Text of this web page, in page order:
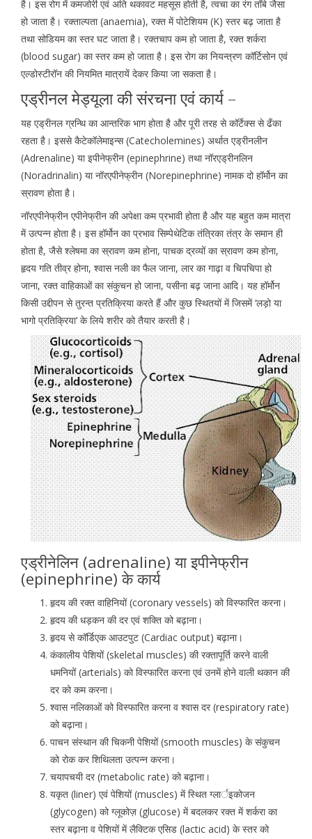
है। इस रोग में कमजोरी एवं अति थकावट महसूस होती है, त्वचा का रंग ताँबे जैसा
हो जाता है। रक्ताल्पता (anaemia), रक्त में पोटेशियम (K) स्तर बढ़ जाता है
तथा सोडियम का स्तर घट जाता है। रक्तचाप कम हो जाता है, रक्त शर्करा
(blood sugar) का स्तर कम हो जाता है। इस रोग का नियन्त्रण कॉर्टिसोन एवं
एल्डोस्टीरॉन की नियमित मात्रायें देकर किया जा सकता है।
एड्रीनल मेड्यूला की संरचना एवं कार्य –
यह एड्रीनल ग्रन्थि का आन्तरिक भाग होता है और पूरी तरह से कॉर्टेक्स से ढँका
रहता है। इससे कैटेकॉलेमाइन्स (Catecholemines) अर्थात एड्रीनलीन
(Adrenaline) या इपीनेफ्रीन (epinephrine) तथा नॉरएड्रीनलिन
(Noradrinalin) या नॉरएपीनेफ्रीन (Norepinephrine) नामक दो हॉर्मोन का
स्रावण होता है।
नॉरएपीनेफ्रीन एपीनेफ्रीन की अपेक्षा कम प्रभावी होता है और यह बहुत कम मात्रा
में उत्पन्न होता है। इस हॉर्मोन का प्रभाव सिम्पेथेटिक तंत्रिका तंत्र के समान ही
होता है, जैसे श्लेषमा का स्रावण कम होना, पाचक द्रव्यों का स्रावण कम होना,
हृदय गति तीव्र होना, श्वास नली का फैल जाना, लार का गाढ़ा व चिपचिपा हो
जाना, रक्त वाहिकाओं का संकुचन हो जाना, पसीना बढ़ जाना आदि। यह हॉर्मोन
किसी उद्दीपन से तुरन्त प्रतिक्रिया करते हैं और कुछ स्थितयों में जिसमें ‘लड़ो या
भागो प्रतिक्रिया’ के लिये शरीर को तैयार करती है।
एड्रीनेलिन (adrenaline) या इपीनेफ्रीन
(epinephrine) के कार्य
हृदय की रक्त वाहिनियों (coronary vessels) को विस्फारित करना।
हृदय की धड़कन की दर एवं शक्ति को बढ़ाना।
हृदय से कॉर्डिएक आउटपुट (Cardiac output) बढ़ाना।
कंकालीय पेशियों (skeletal muscles) की रक्तापूर्ति करने वाली
धमनियों (arterials) को विस्फारित करना एवं उनमें होने वाली थकान की
दर को कम करना।
श्वास नलिकाओं को विस्फारित करना व श्वास दर (respiratory rate)
को बढ़ाना।
पाचन संस्थान की चिकनी पेशियों (smooth muscles) के संकुचन
को रोक कर शिथिलता उत्पन्न करना।
चयापचयी दर (metabolic rate) को बढ़ाना।
यकृत (liner) एवं पेशियों (muscles) में स्थित ग्लार्इकोजन
(glycogen) को ग्लूकोज़ (glucose) में बदलकर रक्त में शर्करा का
स्तर बढ़ाना व पेशियों में लैक्टिक एसिड (lactic acid) के स्तर को